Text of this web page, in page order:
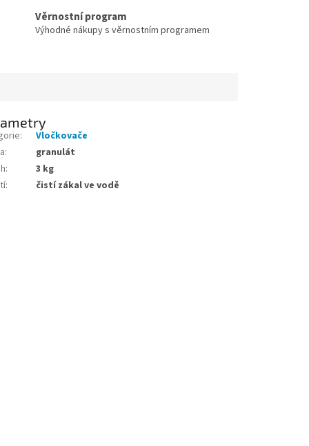
Věrnostní program
Výhodné nákupy s věrnostním programem
:
Vločkovače
:
granulát
:
3 kg
: čistí zákal ve vodě